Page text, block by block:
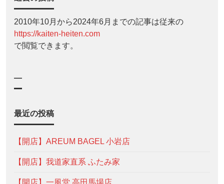
2010年10月から2024年6月までの記事は従来の
https://kaiten-heiten.com
で閲覧できます。
—
最近の投稿
【開店】AREUM BAGEL 小岩店
【開店】我道家直系 ふたみ家
【開店】一風堂 高田馬場店